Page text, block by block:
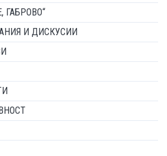
ГАБРОВО“
И ДИСКУСИИ